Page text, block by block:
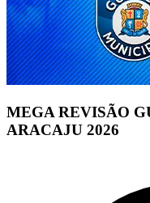
MEGA REVISÃO
ARACAJU 2026